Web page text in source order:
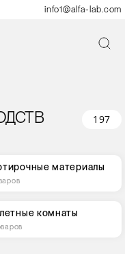
info1@alfa-lab.com
197
материалы
комнаты